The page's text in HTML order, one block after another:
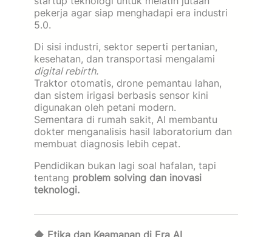
pekerja agar siap menghadapi era industri
5.0.
Di sisi industri, sektor seperti pertanian,
kesehatan, dan transportasi mengalami
digital rebirth.
Traktor otomatis, drone pemantau lahan,
dan sistem irigasi berbasis sensor kini
digunakan oleh petani modern.
Sementara di rumah sakit, AI membantu
dokter menganalisis hasil laboratorium dan
membuat diagnosis lebih cepat.
Pendidikan bukan lagi soal hafalan, tapi
tentang problem solving dan inovasi
teknologi.
◆ Etika dan Keamanan di Era AI